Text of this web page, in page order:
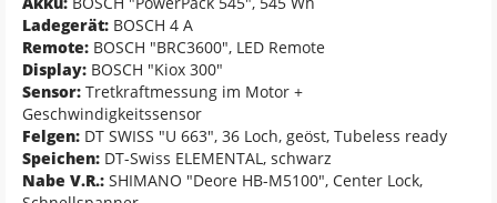
Ladegerät: BOSCH 4 A
Remote: BOSCH "BRC3600", LED Remote
Display: BOSCH "Kiox 300"
Sensor: Tretkraftmessung im Motor +
Geschwindigkeitssensor
Felgen: DT SWISS "U 663", 36 Loch, geöst, Tubeless ready
Speichen: DT-Swiss ELEMENTAL, schwarz
Nabe V.R.: SHIMANO "Deore HB-M5100", Center Lock,